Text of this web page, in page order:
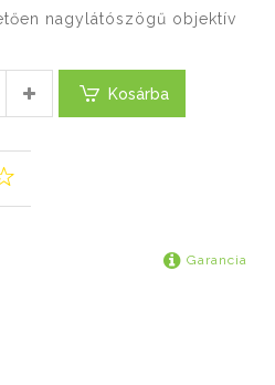
nagylátószögű objektív
Kosárba
Garancia